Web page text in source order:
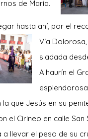
de María.
hasta ahí, por el
Vía
sladada
Alhaurín el
la que Jesús en su
el Cirineo en calle San
a llevar el peso de su